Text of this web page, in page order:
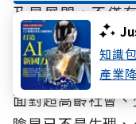
知識
產業
及早展開，不僅
擊，更能避免健
連鎖影響，提升
面對超高齡社會